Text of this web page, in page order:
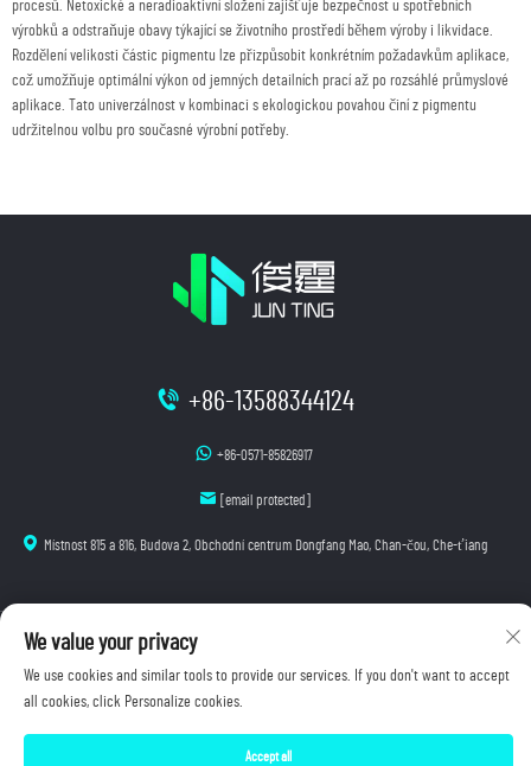
procesů. Netoxické a neradioaktivní složení zajišťuje bezpečnost u spotřebních
výrobků a odstraňuje obavy týkající se životního prostředí během výroby i likvidace.
Rozdělení velikosti částic pigmentu lze přizpůsobit konkrétním požadavkům aplikace,
což umožňuje optimální výkon od jemných detailních prací až po rozsáhlé průmyslové
aplikace. Tato univerzálnost v kombinaci s ekologickou povahou činí z pigmentu
udržitelnou volbu pro současné výrobní potřeby.
+86-13588344124
+86-0571-85826917
[email protected]
Místnost 815 a 816, Budova 2, Obchodní centrum Dongfang Mao, Chan-čou, Che-ťiang
Autorská práva © 2025 Hangzhou Junting Luminescence Technology Co., Ltd. Všechna práva
Zásady ochrany osobních údajů
We value your privacy
We use cookies and similar tools to provide our services. If you don't want to accept
all cookies, click Personalize cookies.
Accept all